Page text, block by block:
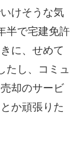
けそうな気
半で宅建免許
に、せめて
たし、コミュ
却のサービ
か頑張りた